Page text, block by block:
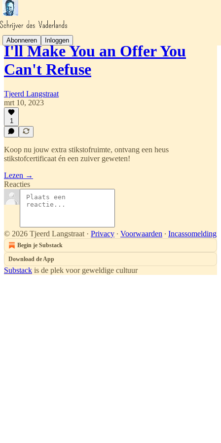
Abonneren Inloggen
I'll Make You an Offer You
Can't Refuse
Tjeerd Langstraat
mrt 10, 2023
1
Koop nu jouw extra stikstofruimte, ontvang een heus
stikstofcertificaat én een zuiver geweten!
Lezen →
Reacties
© 2026 Tjeerd Langstraat · Privacy ∙ Voorwaarden ∙ Incassomelding
Begin je Substack
Download de App
Substack is de plek voor geweldige cultuur